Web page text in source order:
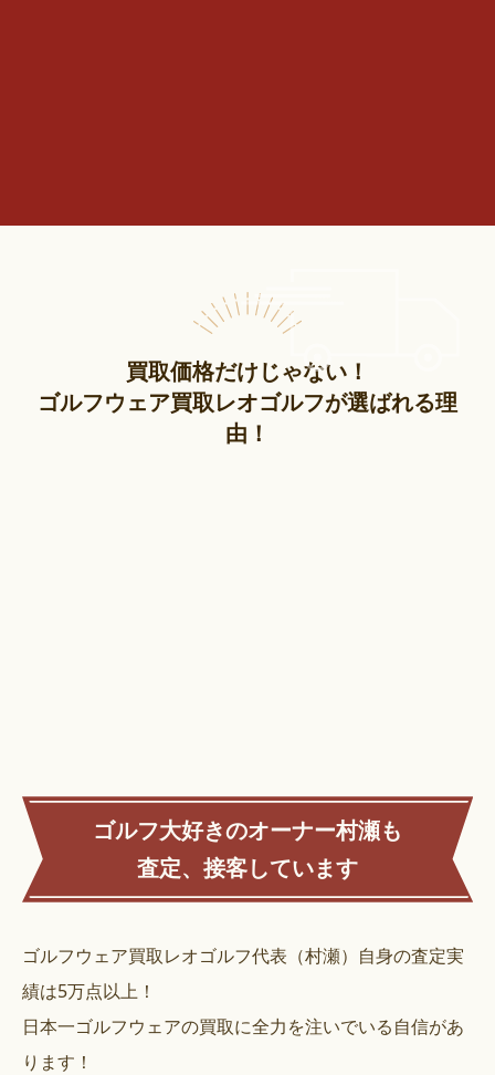
買取価格だけじゃない！
ゴルフウェア買取レオゴルフが選ばれる理
由！
ゴルフ大好きのオーナー村瀬も
査定、接客しています
ゴルフウェア買取レオゴルフ代表（村瀬）自身の査定実
績は5万点以上！
日本一ゴルフウェアの買取に全力を注いでいる自信があ
ります！